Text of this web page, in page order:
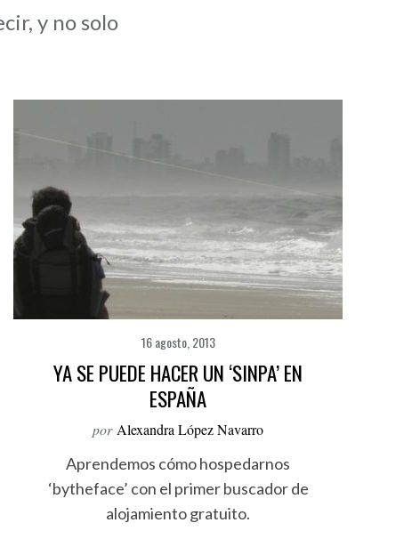
y no solo
16 agosto, 2013
YA SE PUEDE HACER UN ‘SINPA’ EN
ESPAÑA
por Alexandra López Navarro
Aprendemos cómo hospedarnos
‘bytheface’ con el primer buscador de
alojamiento gratuito.